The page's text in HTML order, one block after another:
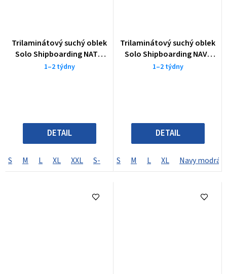
Trilaminátový suchý oblek
Solo Shipboarding NATO
GREEN
1–2 týdny
DETAIL
S M L XL XXL S- S+ M- M+ L+ XL-
Trilaminátový suchý oblek
Solo Shipboarding NAVY
BLUE
1–2 týdny
DETAIL
S M L XL Navy modrá